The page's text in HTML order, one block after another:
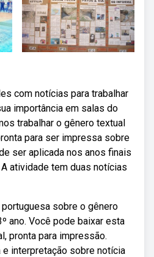
com notícias para trabalhar
importância em salas do
trabalhar o gênero textual
para ser impressa sobre
ser aplicada nos anos finais
atividade tem duas notícias
sobre o gênero
ano. Você pode baixar esta
pronta para impressão.
interpretação sobre notícia